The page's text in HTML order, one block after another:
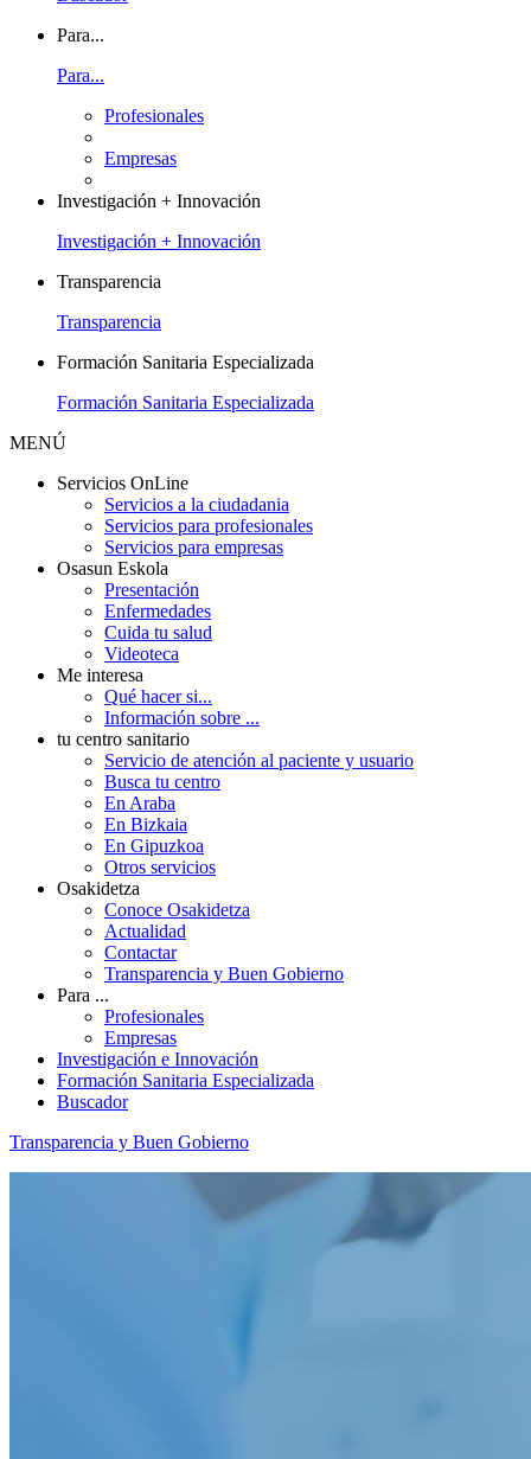
Para...
Para...
Profesionales
Empresas
Investigación + Innovación
Investigación + Innovación
Transparencia
Transparencia
Formación Sanitaria Especializada
Formación Sanitaria Especializada
MENÚ
Servicios OnLine
Servicios a la ciudadania
Servicios para profesionales
Servicios para empresas
Osasun Eskola
Presentación
Enfermedades
Cuida tu salud
Videoteca
Me interesa
Qué hacer si...
Información sobre ...
tu centro sanitario
Servicio de atención al paciente y usuario
Busca tu centro
En Araba
En Bizkaia
En Gipuzkoa
Otros servicios
Osakidetza
Conoce Osakidetza
Actualidad
Contactar
Transparencia y Buen Gobierno
Para ...
Profesionales
Empresas
Investigación e Innovación
Formación Sanitaria Especializada
Buscador
Transparencia y Buen Gobierno